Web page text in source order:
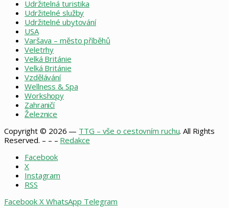
Udržitelná turistika
Udržitelné služby
Udržitelné ubytování
USA
Varšava – město příběhů
Veletrhy
Velká Británie
Velká Británie
Vzdělávání
Wellness & Spa
Workshopy
Zahraničí
Železnice
Copyright © 2026 — TTG – vše o cestovním ruchu. All Rights
Reserved. – – – Redakce
Facebook
X
Instagram
RSS
Facebook X WhatsApp Telegram